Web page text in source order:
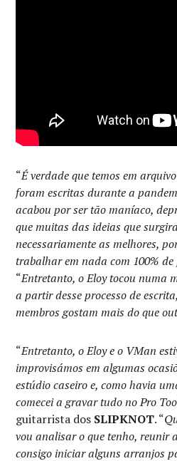
“É verdade que temos em
foram escritas durante a
acabou por ser tão maníaco,
que muitas das ideias que
necessariamente as melhores,
trabalhar em nada com 100% de
“Entretanto, o Eloy tocou numa
a partir desse processo de
membros gostam mais do que
“Entretanto, o Eloy e o VMan
improvisámos em algumas
estúdio caseiro e, como havia
comecei a gravar tudo no Pro
guitarrista dos SLIPKNOT. “
vou analisar o que tenho, reunir
consigo iniciar alguns arranjos